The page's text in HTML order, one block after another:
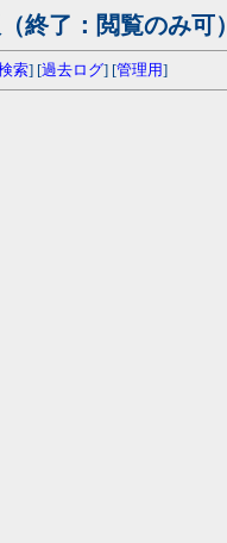
終了：閲覧のみ可）
索] [過去ログ] [管理用]